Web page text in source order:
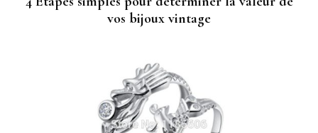
vos bijoux vintage